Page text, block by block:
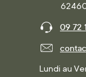
09 72
Lundi au